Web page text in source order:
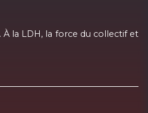
la LDH, la force du collectif et